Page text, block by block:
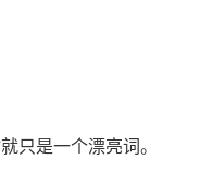
只是一个漂亮词。